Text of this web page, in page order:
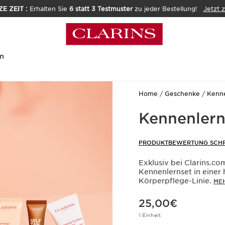
ZEIT : Erhalten Sie 6 statt 3 Testmusterzu jeder Bestellung! Jetzt
Home Geschenke
PRODUKTBEWERTUNG
Exklusiv bei
Kennenlernset in
Körperpflege-Linie.
Aktueller Preis 25,00€
25,00€
1 Einheit